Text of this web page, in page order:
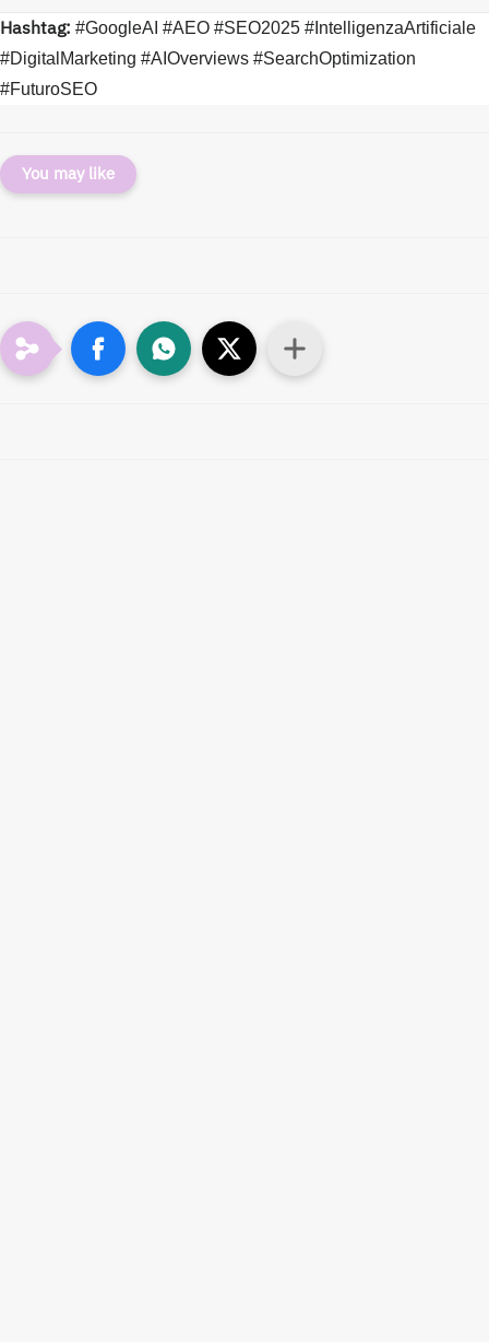
Hashtag: #GoogleAI #AEO #SEO2025 #IntelligenzaArtificiale
#DigitalMarketing #AIOverviews #SearchOptimization
#FuturoSEO
You may like